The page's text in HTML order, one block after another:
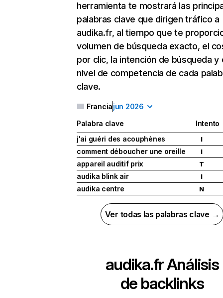
herramienta te mostrará las
palabras clave que dirigen tráfico a
audika.fr, al tiempo que te
volumen de búsqueda exacto, el
por clic, la intención de búsqueda y
nivel de competencia de cada
clave.
Franciajun 2026
Palabra clave
Intento
j'ai guéri des acouphènes
I
comment déboucher une oreille I
appareil auditif prix T
audika blink air I
audika centre N
Ver todas las palabras clave →
audika.frAnálisis
de backlinks